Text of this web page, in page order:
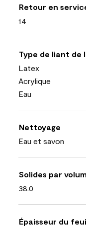
Retour en
14
Type de liant de
Latex
Acrylique
Eau
Nettoyage
Eau et savon
Solides par
38.0
Épaisseur du